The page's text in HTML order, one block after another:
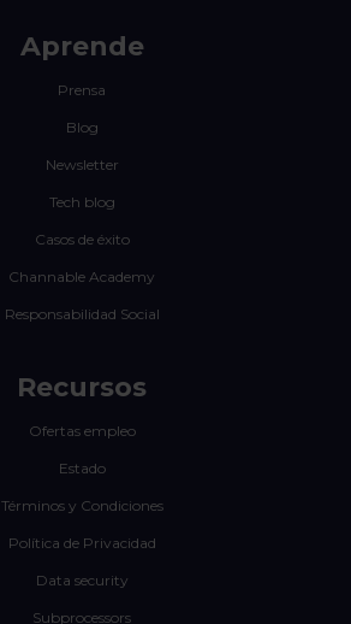
Aprende
Prensa
Blog
Newsletter
Tech blog
Casos de éxito
Channable Academy
Responsabilidad Social
Recursos
Ofertas empleo
Estado
Términos y Condiciones
Política de Privacidad
Data security
Subprocessors